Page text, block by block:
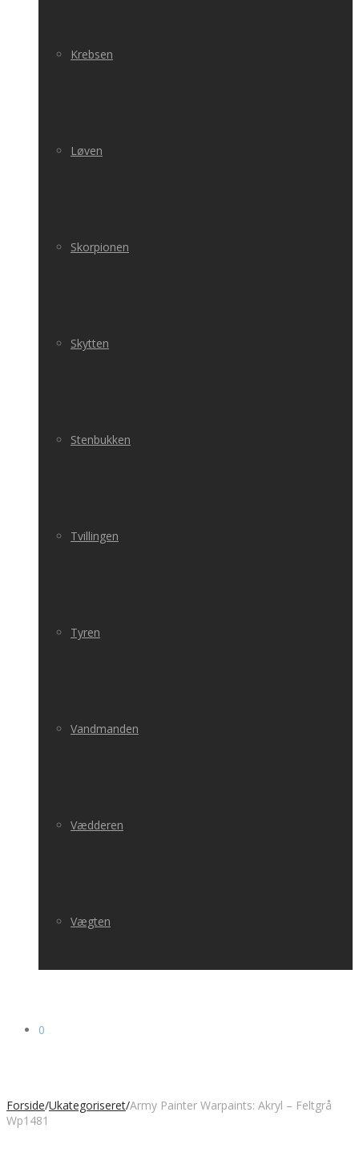
Krebsen
Løven
Skorpionen
Skytten
Stenbukken
Tvillingen
Tyren
Vandmanden
Vædderen
Vægten
0
Forside/Ukategoriseret/Army Painter Warpaints: Akryl – Feltgrå
Wp1481